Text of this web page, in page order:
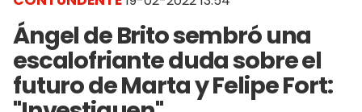
Ángel de Brito sembró una
escalofriante duda sobre el
futuro de Marta y Felipe Fort: